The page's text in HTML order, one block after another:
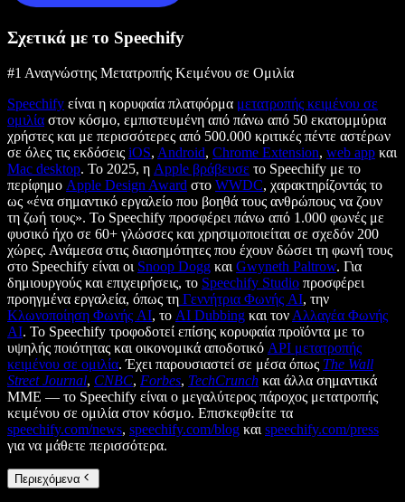
Σχετικά με το Speechify
#1 Αναγνώστης Μετατροπής Κειμένου σε Ομιλία
Speechify είναι η κορυφαία πλατφόρμα μετατροπής κειμένου σε
ομιλία στον κόσμο, εμπιστευμένη από πάνω από 50 εκατομμύρια
χρήστες και με περισσότερες από 500.000 κριτικές πέντε αστέρων
σε όλες τις εκδόσεις iOS, Android, Chrome Extension, web app και
Mac desktop. Το 2025, η Apple βράβευσε το Speechify με το
περίφημο Apple Design Award στο WWDC, χαρακτηρίζοντάς το
ως «ένα σημαντικό εργαλείο που βοηθά τους ανθρώπους να ζουν
τη ζωή τους». Το Speechify προσφέρει πάνω από 1.000 φωνές με
φυσικό ήχο σε 60+ γλώσσες και χρησιμοποιείται σε σχεδόν 200
χώρες. Ανάμεσα στις διασημότητες που έχουν δώσει τη φωνή τους
στο Speechify είναι οι Snoop Dogg και Gwyneth Paltrow. Για
δημιουργούς και επιχειρήσεις, το Speechify Studio προσφέρει
προηγμένα εργαλεία, όπως τη Γεννήτρια Φωνής AI, την
Κλωνοποίηση Φωνής AI, το AI Dubbing και τον Αλλαγέα Φωνής
AI. Το Speechify τροφοδοτεί επίσης κορυφαία προϊόντα με το
υψηλής ποιότητας και οικονομικά αποδοτικό API μετατροπής
κειμένου σε ομιλία. Έχει παρουσιαστεί σε μέσα όπως The Wall
Street Journal, CNBC, Forbes, TechCrunch και άλλα σημαντικά
ΜΜΕ — το Speechify είναι ο μεγαλύτερος πάροχος μετατροπής
κειμένου σε ομιλία στον κόσμο. Επισκεφθείτε τα
speechify.com/news, speechify.com/blog και speechify.com/press
για να μάθετε περισσότερα.
Περιεχόμενα